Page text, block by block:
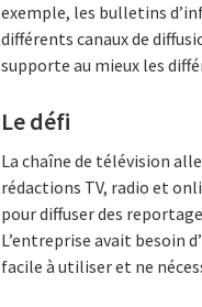
exemple, les bulletins
différents canaux de
supporte au mieux les
Le défi
La chaîne de télévision
rédactions TV, radio et
pour diffuser des
L’entreprise avait besoin
facile à utiliser et ne